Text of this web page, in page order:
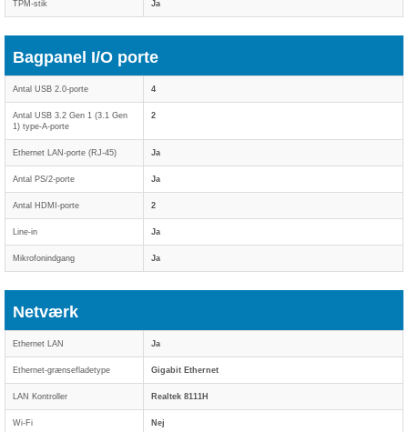
TPM-stik Ja
Bagpanel I/O porte
Antal USB 2.0-porte 4
Antal USB 3.2 Gen 1 (3.1 Gen
1) type-A-porte
2
Ethernet LAN-porte (RJ-45) Ja
Antal PS/2-porte Ja
Antal HDMI-porte 2
Line-in Ja
Mikrofonindgang Ja
Netværk
Ethernet LAN Ja
Ethernet-grænsefladetype Gigabit Ethernet
LAN Kontroller Realtek 8111H
Wi-Fi Nej